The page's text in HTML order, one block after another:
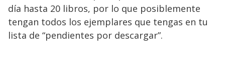
día hasta 20 libros, por lo que posiblemente
tengan todos los ejemplares que tengas en tu
lista de “pendientes por descargar”.